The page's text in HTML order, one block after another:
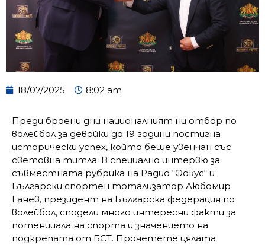
18/07/2025 8:02 am
Преди броени дни националният ни отбор по
волейбол за девойки до 19 години постигна
исторически успех, който беше увенчан със
световна титла. В специално интервю за
съвместната рубрика на Радио “Фокус“ и
Български спортен тотализатор Любомир
Ганев, президент на Българска федерация по
волейбол, сподели много интересни факти за
потенциала на спорта и значението на
подкрепата от БСТ. Прочетете цялата